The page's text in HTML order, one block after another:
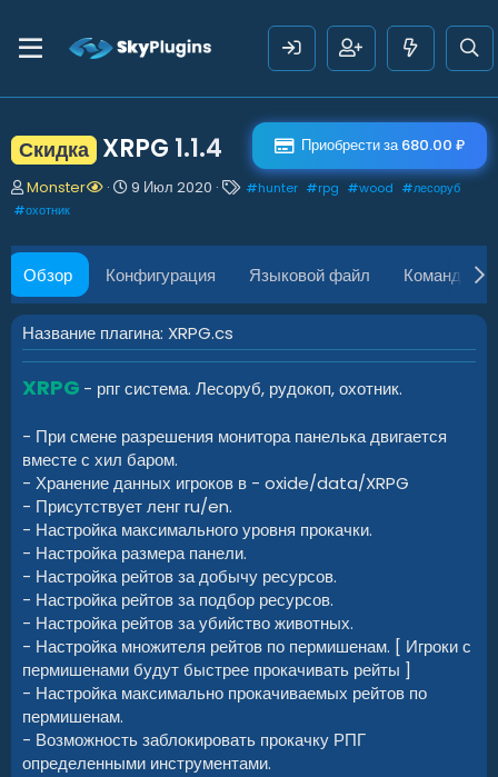
Скидка XRPG 1.1.4
Приобрести за 680.00 ₽
А
в
о
р
Monster
Д
а
о
з
д
а
н
и
9 Июл 2020
Т
и
#hunter #rpg #wood #лесоруб
#охотник
Обзор Конфигурация Языковой файл Команды
Название плагина: XRPG.cs
XRPG - рпг система. Лесоруб, рудокоп, охотник.
- При смене разрешения монитора панелька двигается
вместе с хил баром.
- Хранение данных игроков в - oxide/data/XRPG
- Присутствует ленг ru/en.
- Настройка максимального уровня прокачки.
- Настройка размера панели.
- Настройка рейтов за добычу ресурсов.
- Настройка рейтов за подбор ресурсов.
- Настройка рейтов за убийство животных.
- Настройка множителя рейтов по пермишенам. [ Игроки с
пермишенами будут быстрее прокачивать рейты ]
- Настройка максимально прокачиваемых рейтов по
пермишенам.
- Возможность заблокировать прокачку РПГ
определенными инструментами.